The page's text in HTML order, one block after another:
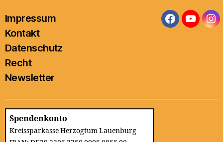
Impressum
Kontakt
Datenschutz
Recht
Newsletter
Facebook
Spendenkonto
Kreissparkasse Herzogtum Lauenburg